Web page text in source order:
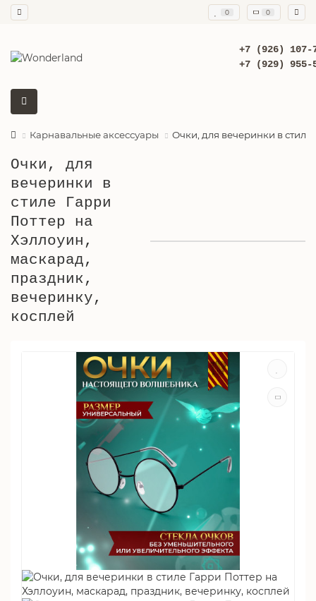
0 0
+7 (926) 107-
+7 (929) 955-
Карнавальные аксессуары Очки, для вечеринки в
Очки, для
вечеринки в
стиле Гарри
Поттер на
Хэллоуин,
маскарад,
праздник,
вечеринку,
косплей